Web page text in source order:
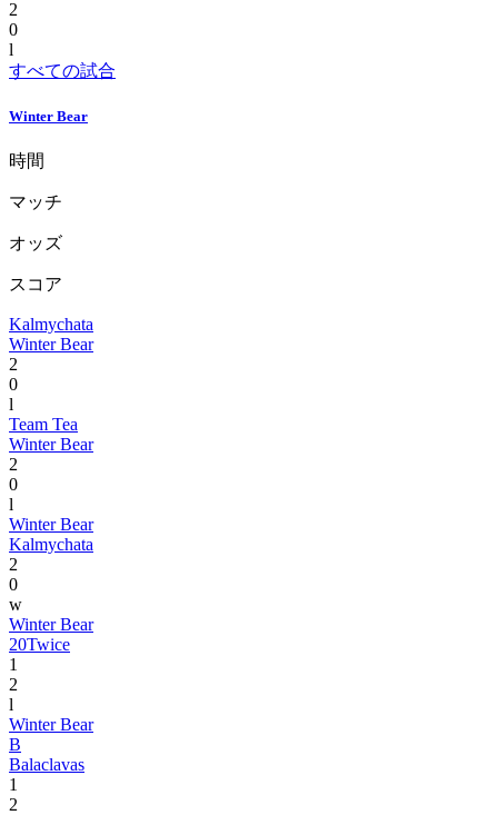
2
0
l
すべての試合
Winter Bear
時間
マッチ
オッズ
スコア
Kalmychata
Winter Bear
2
0
l
Team Tea
Winter Bear
2
0
l
Winter Bear
Kalmychata
2
0
w
Winter Bear
20Twice
1
2
l
Winter Bear
B
Balaclavas
1
2